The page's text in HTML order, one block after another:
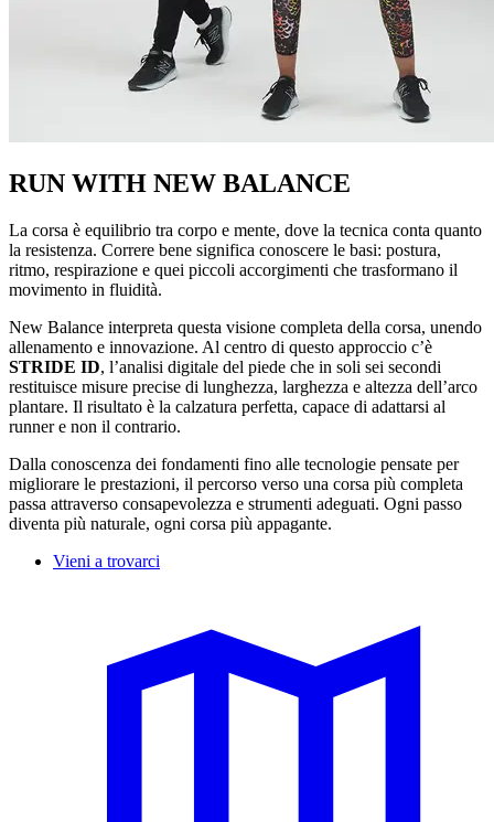
RUN WITH NEW BALANCE
La corsa è equilibrio tra corpo e mente, dove la tecnica conta quanto
la resistenza. Correre bene significa conoscere le basi: postura,
ritmo, respirazione e quei piccoli accorgimenti che trasformano il
movimento in fluidità.
New Balance interpreta questa visione completa della corsa, unendo
allenamento e innovazione. Al centro di questo approccio c’è
STRIDE ID, l’analisi digitale del piede che in soli sei secondi
restituisce misure precise di lunghezza, larghezza e altezza dell’arco
plantare. Il risultato è la calzatura perfetta, capace di adattarsi al
runner e non il contrario.
Dalla conoscenza dei fondamenti fino alle tecnologie pensate per
migliorare le prestazioni, il percorso verso una corsa più completa
passa attraverso consapevolezza e strumenti adeguati. Ogni passo
diventa più naturale, ogni corsa più appagante.
Vieni a trovarci